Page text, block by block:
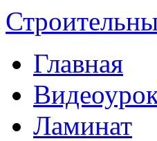
Главная
Ламинат